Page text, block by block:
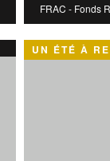
FRAC - Fonds
UN ÉTÉ À